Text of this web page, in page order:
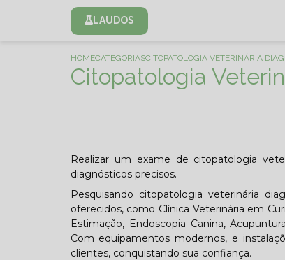
LAUDOS
HOMECATEGORIASCITOPATOLOGIA VETERINÁRIA
Citopatologia
Realizar um exame de citopatologia
diagnósticos precisos.
Pesquisando citopatologia veterinária
oferecidos, como Clínica Veterinária em
Estimação, Endoscopia Canina,
Com equipamentos modernos, e
clientes, conquistando sua confiança.